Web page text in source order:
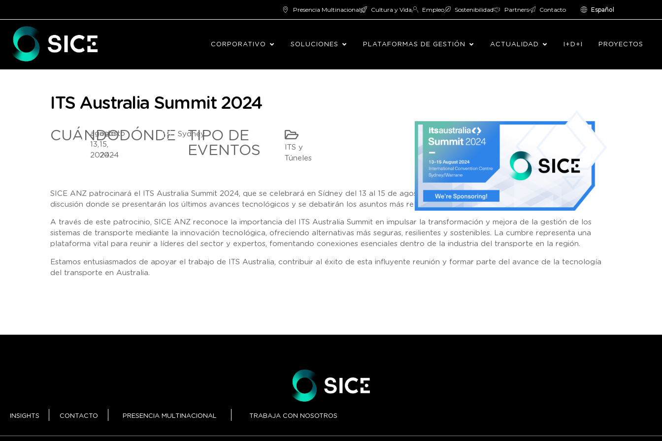
Presencia Multinacional Cultura y Vida Empleo Sostenibilidad Partners Contacto Español
CORPORATIVO SOLUCIONES PLATAFORMAS DE GESTIÓN ACTUALIDAD I+D+I PROYECTOS
ITS Australia Summit 2024
CUÁNDO
agosto
13,
2024 -
agosto
15,
2024
DÓNDE Sydney
TIPO DE
EVENTOS
ITS y
Túneles
SICE ANZ patrocinará el ITS Australia Summit 2024, que se celebrará en Sídney del 13 al 15 de agosto de 2024. Este evento es el principal foro anual de
discusión donde se presentarán los últimos avances tecnológicos y se debatirán los asuntos más relevantes de la industria de ITS en Australia.
A través de este patrocinio, SICE ANZ reconoce la importancia del ITS Australia Summit en impulsar la transformación y mejora de la gestión de los
sistemas de transporte mediante la innovación tecnológica, ofreciendo alternativas más seguras, resilientes y sostenibles. La cumbre representa una
plataforma vital para reunir a líderes del sector y expertos, fomentando conexiones esenciales dentro de la industria del transporte en la región.
Estamos entusiasmados de apoyar el trabajo de ITS Australia, contribuir al éxito de esta influyente reunión y formar parte del avance de la tecnología
del transporte en Australia.
INSIGHTS CONTACTO PRESENCIA MULTINACIONAL TRABAJA CON NOSOTROS